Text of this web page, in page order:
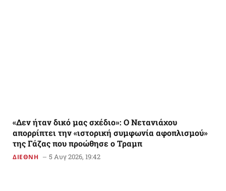
«Δεν ήταν δικό μας σχέδιο»: Ο Νετανιάχου
απορρίπτει την «ιστορική συμφωνία αφοπλισμού»
της Γάζας που προώθησε ο Τραμπ
ΔΙΕΘΝΗ 5 Αυγ 2026, 19:42